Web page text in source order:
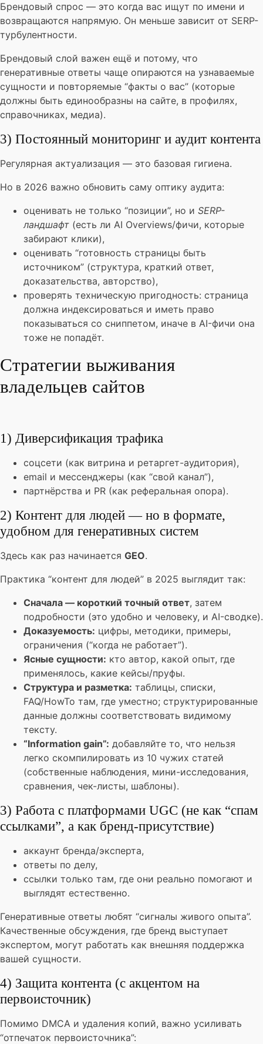
Брендовый спрос — это когда вас ищут по имени и
возвращаются напрямую. Он меньше зависит от SERP-
турбулентности.
Брендовый слой важен ещё и потому, что
генеративные ответы чаще опираются на узнаваемые
сущности и повторяемые “факты о вас” (которые
должны быть единообразны на сайте, в профилях,
справочниках, медиа).
3) Постоянный мониторинг и аудит контента
Регулярная актуализация — это базовая гигиена.
Но в 2026 важно обновить саму оптику аудита:
оценивать не только “позиции”, но и SERP-
ландшафт (есть ли AI Overviews/фичи, которые
забирают клики),
оценивать “готовность страницы быть
источником” (структура, краткий ответ,
доказательства, авторство),
проверять техническую пригодность: страница
должна индексироваться и иметь право
показываться со сниппетом, иначе в AI-фичи она
тоже не попадёт.
Стратегии выживания
владельцев сайтов
1) Диверсификация трафика
соцсети (как витрина и ретаргет-аудитория),
email и мессенджеры (как “свой канал”),
партнёрства и PR (как реферальная опора).
2) Контент для людей — но в формате,
удобном для генеративных систем
Здесь как раз начинается GEO.
Практика “контент для людей” в 2025 выглядит так:
Сначала — короткий точный ответ, затем
подробности (это удобно и человеку, и AI-сводке).
Доказуемость: цифры, методики, примеры,
ограничения (“когда не работает”).
Ясные сущности: кто автор, какой опыт, где
применялось, какие кейсы/пруфы.
Структура и разметка: таблицы, списки,
FAQ/HowTo там, где уместно; структурированные
данные должны соответствовать видимому
тексту.
“Information gain”: добавляйте то, что нельзя
легко скомпилировать из 10 чужих статей
(собственные наблюдения, мини-исследования,
сравнения, чек-листы, шаблоны).
3) Работа с платформами UGC (не как “спам
ссылками”, а как бренд-присутствие)
аккаунт бренда/эксперта,
ответы по делу,
ссылки только там, где они реально помогают и
выглядят естественно.
Генеративные ответы любят “сигналы живого опыта”.
Качественные обсуждения, где бренд выступает
экспертом, могут работать как внешняя поддержка
вашей сущности.
4) Защита контента (с акцентом на
первоисточник)
Помимо DMCA и удаления копий, важно усиливать
“отпечаток первоисточника”: